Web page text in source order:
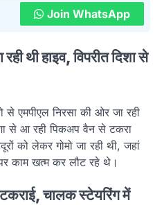
Join WhatsApp
थी हाइव, विपरीत दिशा से
एमपीएल निरसा की ओर जा रही
से आ रही पिकअप वैन से टकरा
को लेकर गोमो जा रही थी, जहां
काम खत्म कर लौट रहे थे।
चालक स्टेयरिंग में